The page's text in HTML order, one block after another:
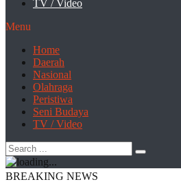
TV / Video
Menu
Home
Daerah
Nasional
Olahraga
Peristiwa
Seni Budaya
TV / Video
BREAKING NEWS